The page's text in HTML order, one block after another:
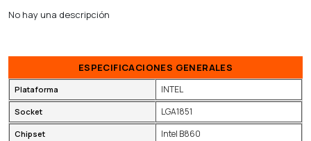
No hay una descripción
ESPECIFICACIONES GENERALES
Plataforma INTEL
Socket LGA1851
Chipset Intel B860